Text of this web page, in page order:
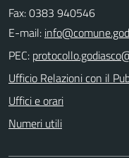
Fax: 0383 940546
E-mail:
PEC:
Ufficio Relazioni con il
Uffici e orari
Numeri utili